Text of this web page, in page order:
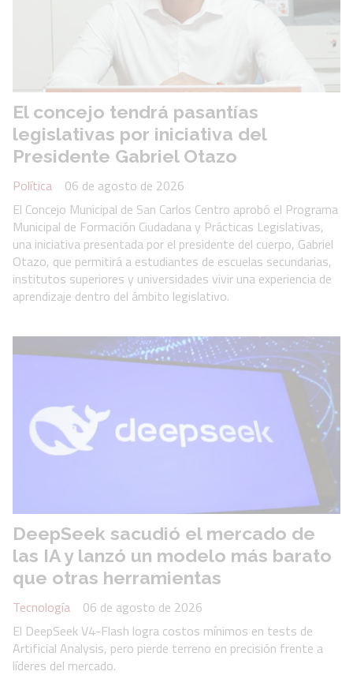
El concejo tendrá pasantías
legislativas por iniciativa del
Presidente Gabriel Otazo
Política
06 de agosto de 2026
El Concejo Municipal de San Carlos Centro aprobó el Programa
Municipal de Formación Ciudadana y Prácticas Legislativas,
una iniciativa presentada por el presidente del cuerpo, Gabriel
Otazo, que permitirá a estudiantes de escuelas secundarias,
institutos superiores y universidades vivir una experiencia de
aprendizaje dentro del ámbito legislativo.
DeepSeek sacudió el mercado de
las IA y lanzó un modelo más barato
que otras herramientas
Tecnología
06 de agosto de 2026
El DeepSeek V4-Flash logra costos mínimos en tests de
Artificial Analysis, pero pierde terreno en precisión frente a
líderes del mercado.